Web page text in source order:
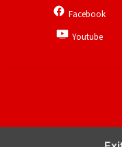
Facebook
Youtube